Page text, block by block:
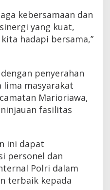
kebersamaan dan
yang kuat,
hadapi bersama,”
penyerahan
lima masyarakat
Marioriawa,
fasilitas
ini dapat
personel dan
Polri dalam
terbaik kepada